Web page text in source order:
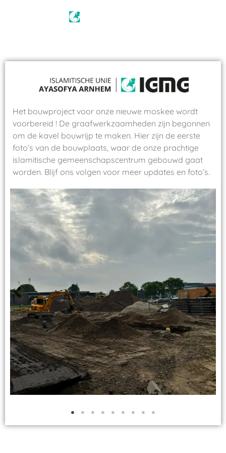
Het bouwproject voor onze nieuwe moskee wordt
voorbereid ! De graafwerkzaamheden zijn begonnen
om de kavel bouwrijp te maken. Hier zijn de eerste
foto’s van de bouwplaats, waar de onze prachtige
islamitische gemeenschapscentrum gebouwd gaat
worden. Blijf ons volgen voor meer updates en foto’s.